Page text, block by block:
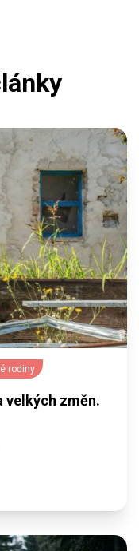
rodiny
velkých změn.